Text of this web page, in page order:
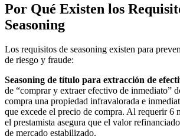
Por Qué Existen los
Seasoning
Los requisitos de seasoning existen para
de riesgo y fraude:
Seasoning de título para extracción de
de “comprar y extraer efectivo de inmediato”
compra una propiedad infravalorada e
que excede el precio de compra. Al requerir 6
el prestamista asegura que el valor
de mercado estabilizado.